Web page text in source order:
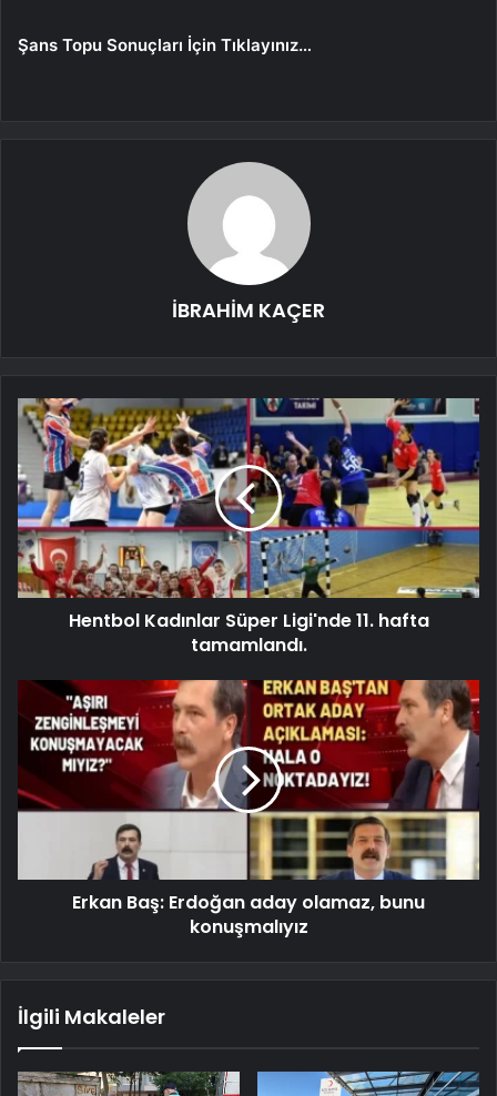
Şans Topu Sonuçları İçin Tıklayınız…
İBRAHİM KAÇER
Hentbol Kadınlar Süper Ligi'nde 11. hafta
tamamlandı.
Erkan Baş: Erdoğan aday olamaz, bunu
konuşmalıyız
İlgili Makaleler